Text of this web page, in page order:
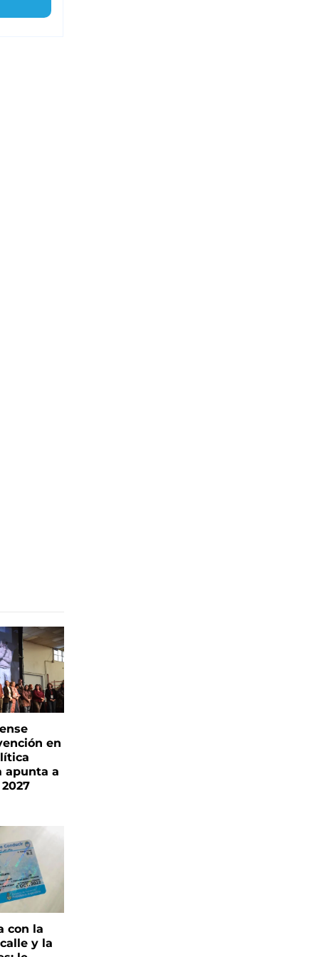
en
apunta a
con la
y la